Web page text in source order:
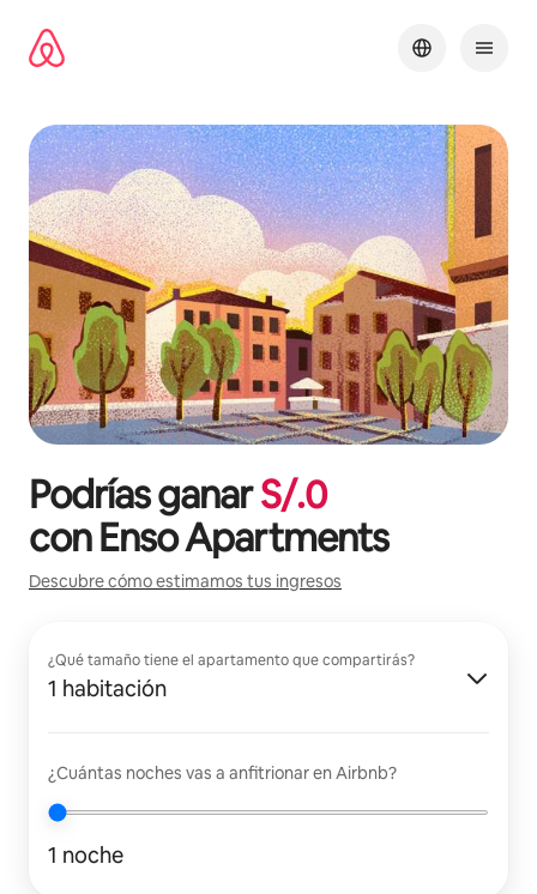
contenido
Podrías ganarS/.0
conEnso Apartments
Descubre cómo estimamos tus ingresos
¿Qué tamaño tiene el apartamento que compartirás?
1 habitación
¿Cuántas noches vas a anfitrionar en Airbnb?
1 noche